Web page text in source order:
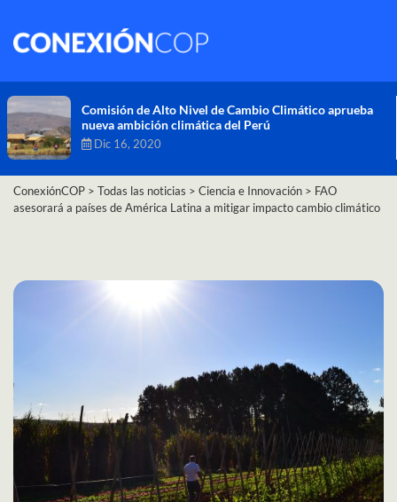
Comisión de Alto Nivel de Cambio Climático aprueba
nueva ambición climática del Perú
Dic 16, 2020
ConexiónCOP > Todas las noticias > Ciencia e Innovación > FAO
asesorará a países de América Latina a mitigar impacto cambio climático